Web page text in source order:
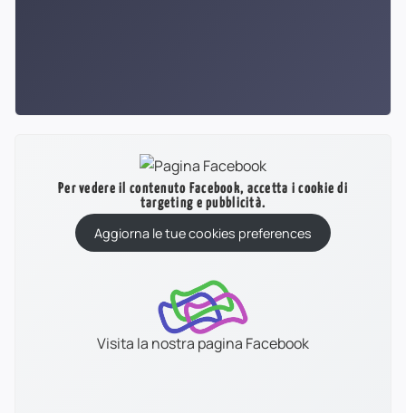
Per vedere il contenuto Facebook, accetta i cookie di
targeting e pubblicità.
Aggiorna le tue cookies preferences
Visita la nostra pagina Facebook